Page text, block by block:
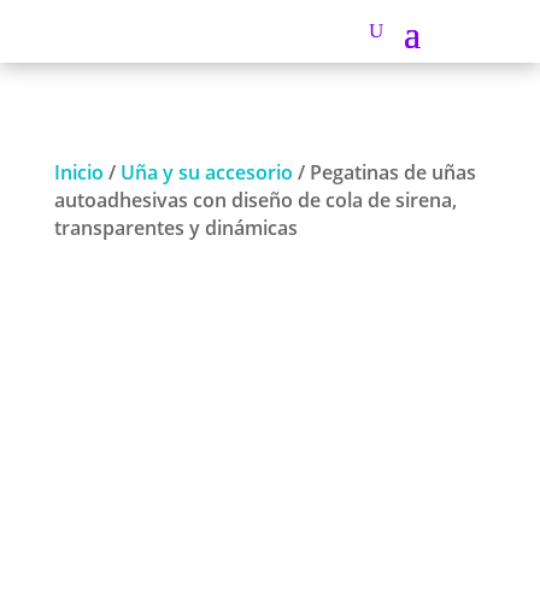
Inicio / Uña y su accesorio / Pegatinas de uñas
autoadhesivas con diseño de cola de sirena,
transparentes y dinámicas